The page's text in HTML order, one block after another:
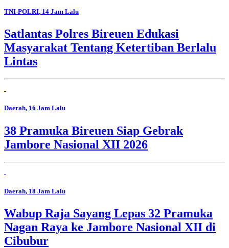
TNI-POLRI, 14 Jam Lalu
Satlantas Polres Bireuen Edukasi
Masyarakat Tentang Ketertiban Berlalu
Lintas
Daerah, 16 Jam Lalu
38 Pramuka Bireuen Siap Gebrak
Jambore Nasional XII 2026
Daerah, 18 Jam Lalu
Wabup Raja Sayang Lepas 32 Pramuka
Nagan Raya ke Jambore Nasional XII di
Cibubur